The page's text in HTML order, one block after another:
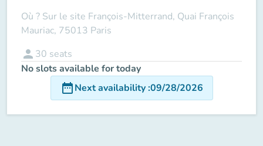
Où ? Sur le site François-Mitterrand, Quai François
Mauriac, 75013 Paris
person 30 seats
No slots available for today
date_rangeNext availability:09/28/2026